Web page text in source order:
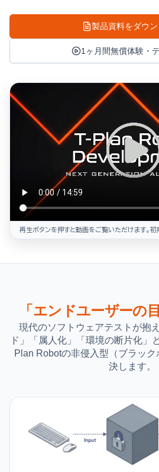
製品資料をダウン
1ヶ月間無償体験・
再生ボタンを押すと動画をご覧いただけます。初
「エンドユーザーの
現代のソフトウェアテストが抱
ド」「属人化」「環境の断片化」
Plan Robotの非侵入型（ブラッ
決します。